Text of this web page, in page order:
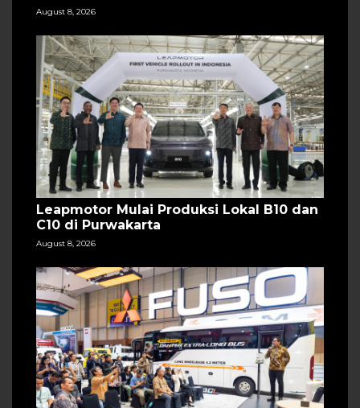
August 8, 2026
Leapmotor Mulai Produksi Lokal B10 dan
C10 di Purwakarta
August 8, 2026